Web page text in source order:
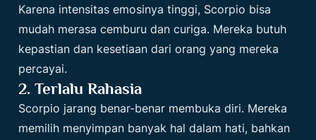
Karena intensitas emosinya tinggi, Scorpio bisa
mudah merasa cemburu dan curiga. Mereka butuh
kepastian dan kesetiaan dari orang yang mereka
percayai.
2. Terlalu Rahasia
Scorpio jarang benar-benar membuka diri. Mereka
memilih menyimpan banyak hal dalam hati, bahkan